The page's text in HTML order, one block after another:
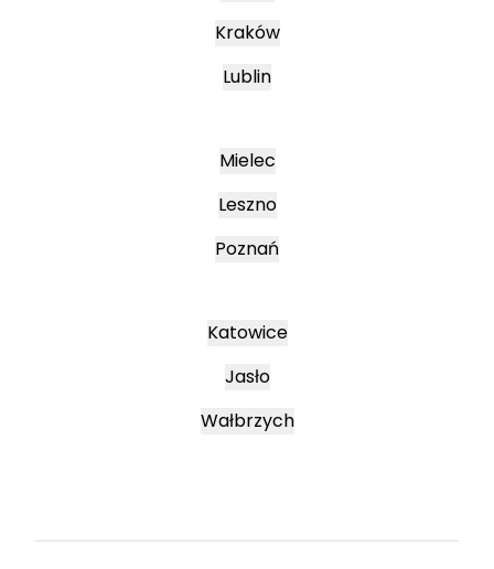
Kraków
Lublin
Mielec
Leszno
Poznań
Katowice
Jasło
Wałbrzych